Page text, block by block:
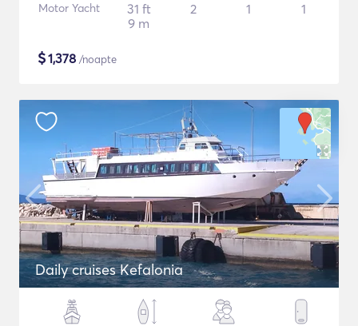
Motor Yacht
31 ft
9 m
2 1 1
$1,378 /noapte
Daily cruises Kefalonia